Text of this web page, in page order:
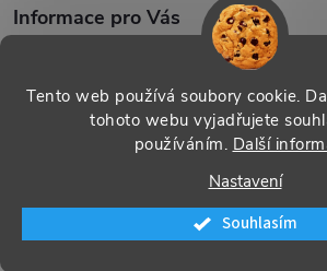
Tento web používá soubory cookie.
tohoto webu vyjadřujete
používáním. Další
Nastavení
Souhlasím
Informace pro Vás
Vytvořil Shoptet
Copyright 2026 . Všechna
nastavení cookies